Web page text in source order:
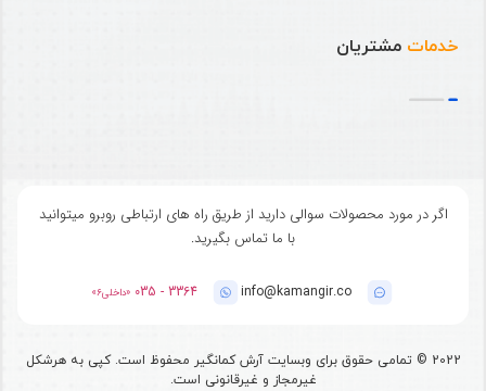
خدمات مشتریان
اگر در مورد محصولات سوالی دارید از طریق راه های ارتباطی روبرو میتوانید
با ما تماس بگیرید.
info@kamangir.co
3364 - 035 «داخلی6»
2022
© تمامی حقوق برای وبسایت آرش کمانگیر محفوظ است. کپی به هرشکل
غیرمجاز و غیرقانونی است.